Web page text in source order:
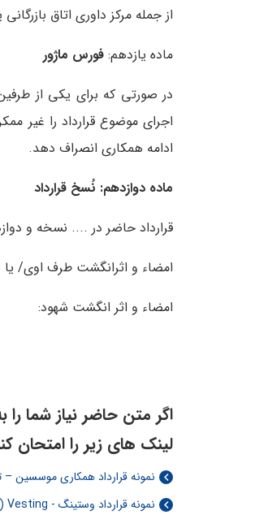
از جمله مرکز داوری اتاق
ماده یازدهم: فورس ماژور
در صورتی که برای یکی از
اجرای موضوع قرارداد را غیر
ادامه همکاری انصراف دهد.
ماده دوازدهم: نُسخ قرارداد
قرارداد حاضر در .... نسخه و
امضاء و اثرانگشت طرف اوی/
امضاء و اثر انگشت شهود:
اگر متن حاضر نیاز شما را
لینک های زیر را امتحان
نمونه قرارداد همکاری موسسین –
نمونه قرارداد وستینگ - Vesting (واگذاری سهام مبتنی بر زمان) در استارتاپ